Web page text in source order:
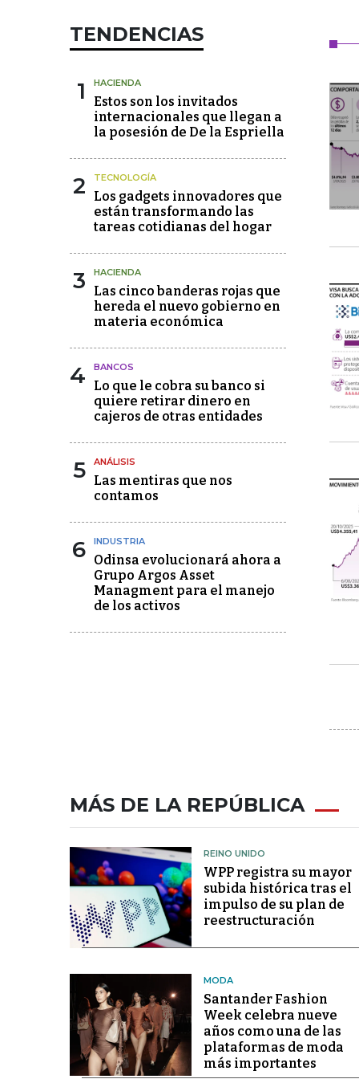
TENDENCIAS
1 HACIENDA
Estos son los invitados
internacionales que llegan a
la posesión de De la Espriella
2 TECNOLOGÍA
Los gadgets innovadores que
están transformando las
tareas cotidianas del hogar
3 HACIENDA
Las cinco banderas rojas que
hereda el nuevo gobierno en
materia económica
4 BANCOS
Lo que le cobra su banco si
quiere retirar dinero en
cajeros de otras entidades
5 ANÁLISIS
Las mentiras que nos
contamos
6 INDUSTRIA
Odinsa evolucionará ahora a
Grupo Argos Asset
Managment para el manejo
de los activos
MÁS DE LA REPÚBLICA
REINO UNIDO
WPP registra su mayor
subida histórica tras el
impulso de su plan de
reestructuración
MODA
Santander Fashion
Week celebra nueve
años como una de las
plataformas de moda
más importantes